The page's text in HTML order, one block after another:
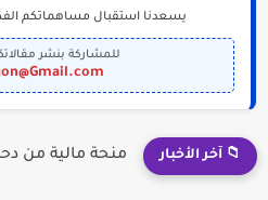
يسعدنا استقبال مساهماتكم
للمشاركة بنشر
📁 آخر الأخبار